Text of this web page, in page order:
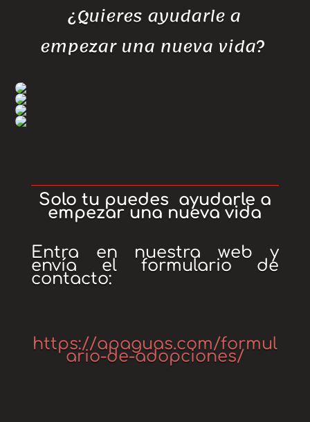
¿Quieres ayudarle a
empezar una nueva vida?
Solo tu puedes ayudarle a
empezar una nueva vida
Entra en nuestra web y
envía el formulario de
contacto:
https://apaguas.com/formul
ario-de-adopciones/